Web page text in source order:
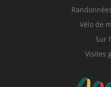
Vélo de
Sur
Visites